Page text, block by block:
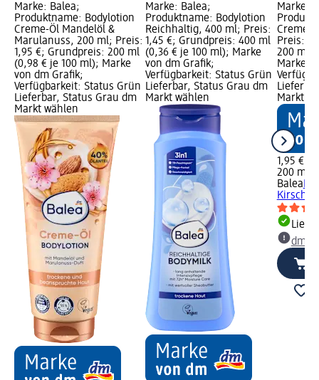
Marke: Balea;
Produktname: Bodylotion
Creme-Öl Mandelöl &
Marulanuss, 200 ml; Preis:
1,95 €; Grundpreis: 200 ml
(0,98 € je 100 ml); Marke
von dm Grafik;
Verfügbarkeit: Status Grün
Lieferbar, Status Grau dm
Markt wählen
Marke: Balea;
Produktname: Bodylotion
Reichhaltig, 400 ml; Preis:
1,45 €; Grundpreis: 400 ml
(0,36 € je 100 ml); Marke
von dm Grafik;
Verfügbarkeit: Status Grün
Lieferbar, Status Grau dm
Markt wählen
Marke:
Creme-
Preis:
200 ml
Marke
Markt
1,95 €
200 ml
Balea
Kirsche,
dm